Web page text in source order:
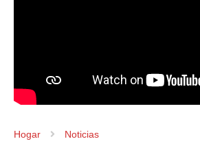
Hogar Noticias